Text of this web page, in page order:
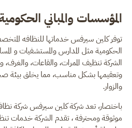
المؤسسات والمباني
توفر كلين سيرفس خدماتها للنظافه
الحكومية مثل المدارس والمستشفيات و
الشركة تنظيف الممرات، والقاعات، والغرف،
وتعقيمها بشكل مناسب، مما يخلق بيئة
والزوار.
باختصار، تعد شركة كلين سيرفس شركة
موثوقة ومحترفة ، تقدم الشركة